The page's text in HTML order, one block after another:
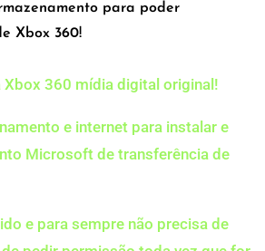
para poder
Xbox 360!
Xbox 360 mídia digital original!
e internet para instalar e
Microsoft de transferência de
e para sempre não precisa de